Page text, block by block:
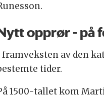
opprør - på
framveksten av den
tider.
1500-tallet kom